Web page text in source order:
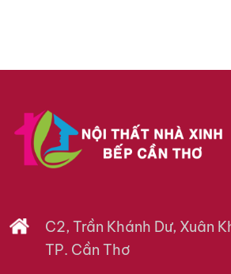
C2, Trần Khánh Dư, Xuân
TP. Cần Thơ